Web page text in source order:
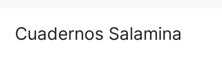
Cuadernos Salamina